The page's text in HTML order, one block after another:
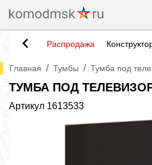
Распродажа
Главная / Тумбы / Тумба под
ТУМБА ПОД
Артикул 1613533